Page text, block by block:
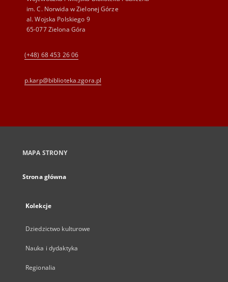
im. C. Norwida w Zielonej Górze
al. Wojska Polskiego 9
65-077 Zielona Góra
(+48) 68 453 26 06
p.karp@biblioteka.zgora.pl
MAPA STRONY
Strona główna
Kolekcje
Dziedzictwo kulturowe
Nauka i dydaktyka
Regionalia